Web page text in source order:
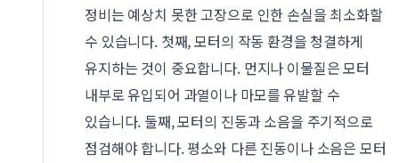
정비는 예상치 못한 고장으로 인한 손실을 최소화할
수 있습니다. 첫째, 모터의 작동 환경을 청결하게
유지하는 것이 중요합니다. 먼지나 이물질은 모터
내부로 유입되어 과열이나 마모를 유발할 수
있습니다. 둘째, 모터의 진동과 소음을 주기적으로
점검해야 합니다. 평소와 다른 진동이나 소음은 모터